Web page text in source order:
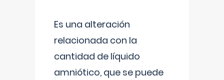
Es una alteración
relacionada con la
cantidad de líquido
amniótico, que se puede